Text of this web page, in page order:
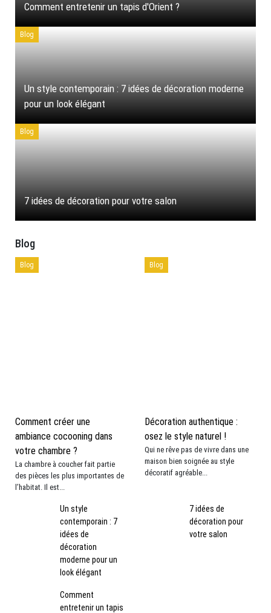
Blog
Un style contemporain : 7 idées de décoration moderne
pour un look élégant
Comment entretenir un tapis d'Orient ?
Blog
7 idées de décoration pour votre salon
Blog
Blog
Comment créer une
ambiance cocooning dans
votre chambre ?
La chambre à coucher fait partie
des pièces les plus importantes de
l’habitat. Il est...
Blog
Décoration authentique :
osez le style naturel !
Qui ne rêve pas de vivre dans une
maison bien soignée au style
décoratif agréable...
Un style
contemporain : 7
idées de
décoration
moderne pour un
look élégant
7 idées de
décoration pour
votre salon
Comment
entretenir un tapis